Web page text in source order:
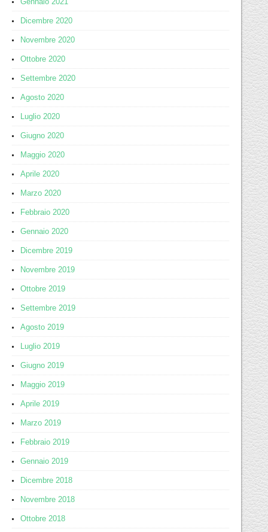
Dicembre 2020
Novembre 2020
Ottobre 2020
Settembre 2020
Agosto 2020
Luglio 2020
Giugno 2020
Maggio 2020
Aprile 2020
Marzo 2020
Febbraio 2020
Gennaio 2020
Dicembre 2019
Novembre 2019
Ottobre 2019
Settembre 2019
Agosto 2019
Luglio 2019
Giugno 2019
Maggio 2019
Aprile 2019
Marzo 2019
Febbraio 2019
Gennaio 2019
Dicembre 2018
Novembre 2018
Ottobre 2018